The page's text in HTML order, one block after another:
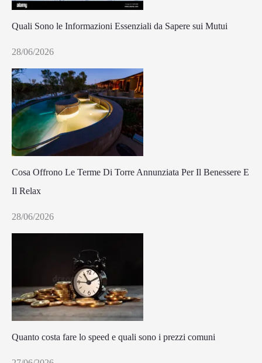
Quali Sono le Informazioni Essenziali da Sapere sui Mutui
28/06/2026
Cosa Offrono Le Terme Di Torre Annunziata Per Il Benessere E
Il Relax
28/06/2026
Quanto costa fare lo speed e quali sono i prezzi comuni